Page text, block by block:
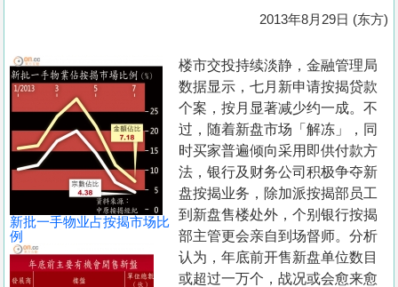
置
业
手
册
关
於
我
们
2013年8月29日 (东方)
新批一手物业占按揭市场比
例
楼市交投持续淡静，金融管理局
数据显示，七月新申请按揭贷款
个案，按月显著减少约一成。不
过，随着新盘市场「解冻」，同
时买家普遍倾向采用即供付款方
法，银行及财务公司积极争夺新
盘按揭业务，除加派按揭部员工
到新盘售楼处外，个别银行按揭
部主管更会亲自到场督师。分析
认为，年底前开售新盘单位数目
或超过一万个，战况或会愈来愈